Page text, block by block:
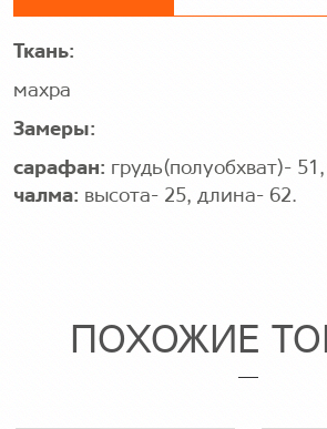
Ткань:
махра
Замеры:
сарафан: грудь(полуобхват)-
чалма: высота- 25, длина- 62.
ПОХОЖИЕ